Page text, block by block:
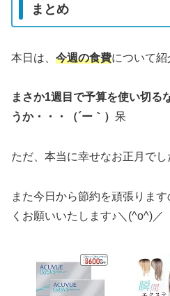
まとめ
本日は、 今週の食費について紹
まさか1週目で予算を使い切る
うか・・・（´ー｀） 呆
ただ、本当に幸せなお正月でし
また今日から節約を頑張りま
くお願いいたします♪＼(^o^)／